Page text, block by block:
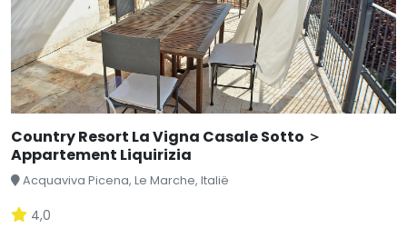
Country Resort La Vigna Casale Sotto ＞
Appartement Liquirizia
Acquaviva Picena, Le Marche, Italië
4,0